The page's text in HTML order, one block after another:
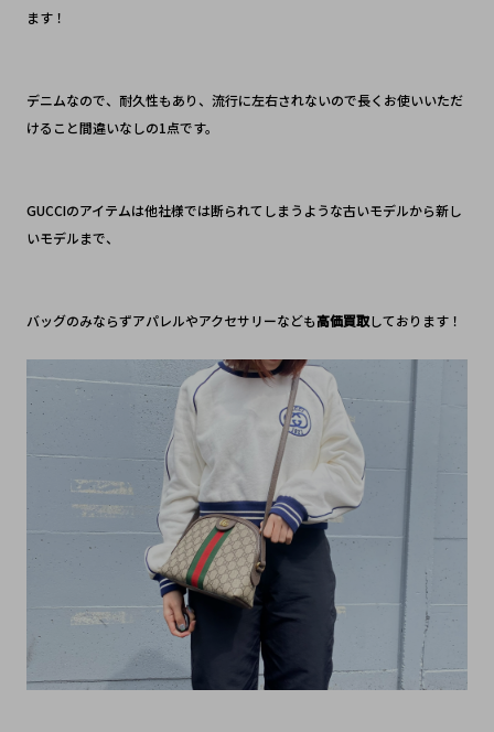
ます！
デニムなので、耐久性もあり、流行に左右されないので長くお使いいただ
けること間違いなしの1点です。
GUCCIのアイテムは他社様では断られてしまうような古いモデルから新し
いモデルまで、
バッグのみならずアパレルやアクセサリーなども高価買取しております！